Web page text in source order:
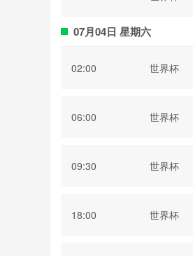
07月04日 星期六
02:00 世界杯
06:00 世界杯
09:30 世界杯
18:00 世界杯